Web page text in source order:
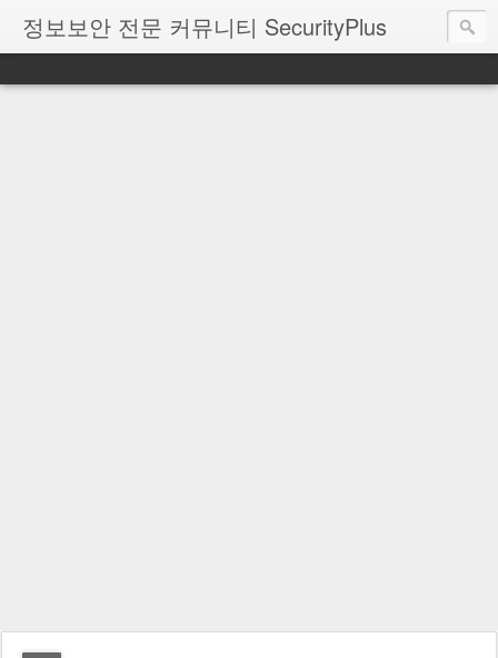
정보보안 전문 커뮤니티 SecurityPlus